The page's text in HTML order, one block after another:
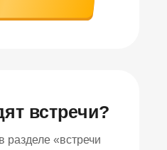
встречи?
разделе «встречи